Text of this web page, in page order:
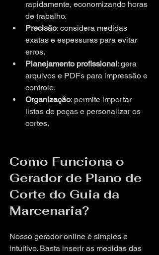
rapidamente, economizando horas
de trabalho.
Precisão: considera medidas
exatas e espessuras para evitar
erros.
Planejamento profissional: gera
arquivos e PDFs para impressão e
controle.
Organização: permite importar
listas de peças e personalizar os
cortes.
Como Funciona o
Gerador de Plano de
Corte do Guia da
Marcenaria?
Nosso gerador online é simples e
intuitivo. Basta inserir as medidas das